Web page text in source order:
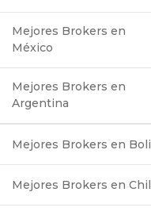
Mejores Brokers en
México
Mejores Brokers en
Argentina
Mejores Brokers en
Mejores Brokers en